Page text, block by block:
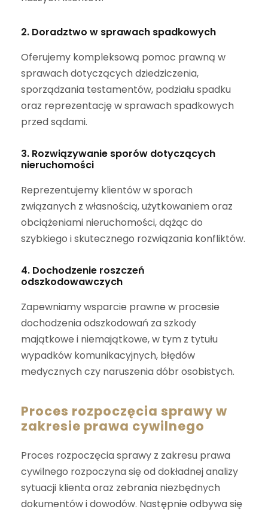
2. Doradztwo w sprawach spadkowych
Oferujemy kompleksową pomoc prawną w
sprawach dotyczących dziedziczenia,
sporządzania testamentów, podziału spadku
oraz reprezentację w sprawach spadkowych
przed sądami.
3. Rozwiązywanie sporów dotyczących
nieruchomości
Reprezentujemy klientów w sporach
związanych z własnością, użytkowaniem oraz
obciążeniami nieruchomości, dążąc do
szybkiego i skutecznego rozwiązania konfliktów.
4. Dochodzenie roszczeń
odszkodowawczych
Zapewniamy wsparcie prawne w procesie
dochodzenia odszkodowań za szkody
majątkowe i niemajątkowe, w tym z tytułu
wypadków komunikacyjnych, błędów
medycznych czy naruszenia dóbr osobistych.
Proces rozpoczęcia sprawy w
zakresie prawa cywilnego
Proces rozpoczęcia sprawy z zakresu prawa
cywilnego rozpoczyna się od dokładnej analizy
sytuacji klienta oraz zebrania niezbędnych
dokumentów i dowodów. Następnie odbywa się